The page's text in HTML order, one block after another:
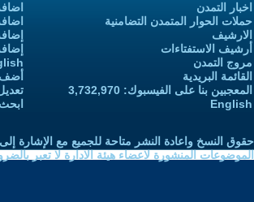
اخبار التمدن
حملات الحوار المتمدن التضامنية
الارشيف
أرشيف الاستفتاءات
مروج التمدن
القائمة البريدية
المعجبين بنا على الفيسبوك: 3,732,970
English
حقوق النسخ واعادة النشر متاحة للجميع مع الإشارة
الموضوعات المنشورة لاعضاء هيئة الادارة لا تعبر